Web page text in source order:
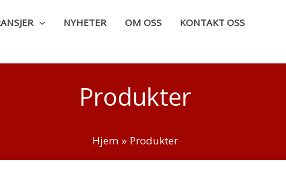
NYHETER OM OSS
KONTAKT OSS
Produkter
Hjem Produkter